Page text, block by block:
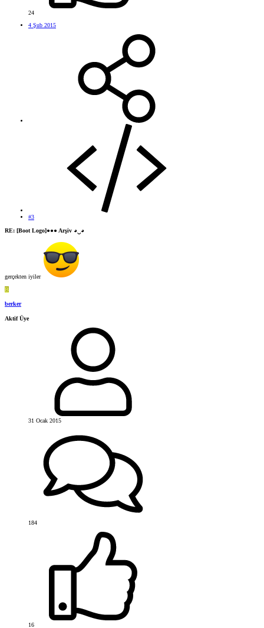
24
4 Şub 2015
#3
RE: [Boot Logo]●●● Arşiv ◕‿◕
gerçekten iyiler
B
berker
Aktif Üye
31 Ocak 2015
184
16